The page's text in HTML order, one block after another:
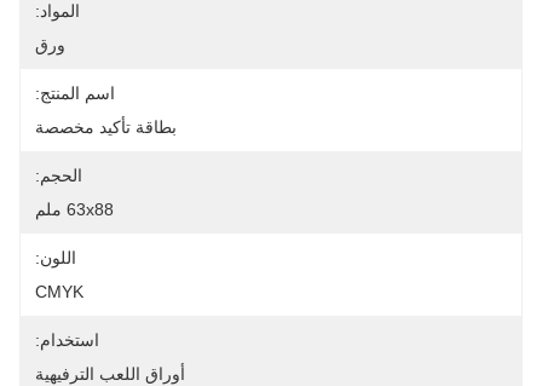
المواد:
ورق
اسم المنتج:
بطاقة تأكيد مخصصة
الحجم:
63x88 ملم
اللون:
CMYK
استخدام:
أوراق اللعب الترفيهية